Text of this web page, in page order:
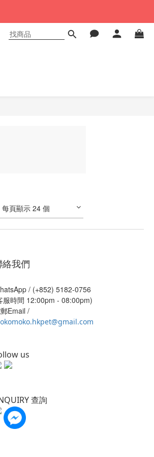
每頁顯示 24 個
絡我們
/ (+852) 5182-0756
服時間 12:00pm - 08:00pm)
Email /
us
查詢